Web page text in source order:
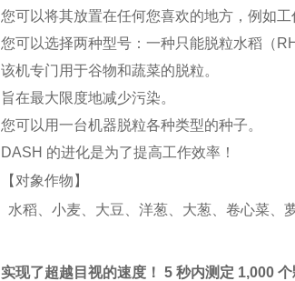
您可以将其放置在任何您喜欢的地方，例如工
您可以选择两种型号：一种只能脱粒水稻（
该机专门用于谷物和蔬菜的脱粒。
旨在最大限度地减少污染。
您可以用一台机器脱粒各种类型的种子。
DASH 的进化是为了提高工作效率！
【对象作物】
水稻、小麦、大豆、洋葱、大葱、卷心菜、
实现了超越目视的速度！ 5 秒内测定 1,000 个